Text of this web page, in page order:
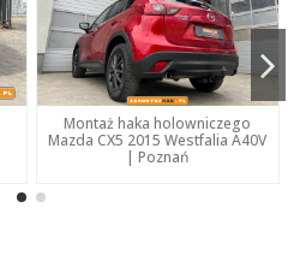
Montaż haka holowniczego
Mazda CX5 2015 Westfalia A40V
| Poznań